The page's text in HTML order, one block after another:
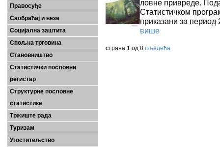
Правосуђе
Саобраћај и везе
Социјална заштита
Спољна трговина
Становништво
Статистички пословни
регистар
Структурне пословне
статистике
Тржиште рада
Туризам
Угоститељство
ловне привреде.
Статистичком
приказани за период
више
страна 1 од 8 сљедећа